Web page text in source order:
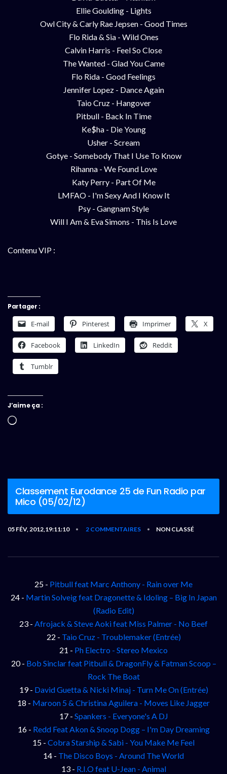
Ellie Goulding - Lights
Owl City & Carly Rae Jepsen - Good Times
Flo Rida & Sia - Wild Ones
Calvin Harris - Feel So Close
The Wanted - Glad You Came
Flo Rida - Good Feelings
Jennifer Lopez - Dance Again
Taio Cruz - Hangover
Pitbull - Back In Time
Ke$ha - Die Young
Usher - Scream
Gotye - Somebody That I Use To Know
Rihanna - We Found Love
Katy Perry - Part Of Me
LMFAO - I'm Sexy And I Know It
Psy - Gangnam Style
Will I Am & Eva Simons - This Is Love
Contenu VIP :
Partager :
E-mail Pinterest Imprimer X
Facebook LinkedIn Reddit
Tumblr
J’aime ça :
Chargement…
Classement Eurodance 25 de Fun Radio par
Mico (05/02/12)
05 FÉV, 2012,19:11:10 • 2 COMMENTAIRES • NON CLASSÉ
25 - Pitbull feat Marc Anthony - Rain over Me
24 - Martin Solveig feat Dragonette & Idoling – Big In Japan
(Radio Edit)
23 - Afrojack & Steve Aoki feat Miss Palmer - No Beef
22 - Taio Cruz - Troublemaker (Entrée)
21 - Ph Electro - Stereo Mexico
20 - Bob Sinclar feat Pitbull & DragonFly & Fatman Scoop –
Rock The Boat
19 - David Guetta & Nicki Minaj - Turn Me On (Entrée)
18 - Maroon 5 & Christina Aguilera - Moves Like Jagger
17 - Spankers - Everyone's A DJ
16 - Redd Feat Akon & Snoop Dogg – I'm Day Dreaming
15 - Cobra Starship & Sabi - You Make Me Feel
14 - The Disco Boys - Around The World
13 - R.I.O feat U-Jean - Animal